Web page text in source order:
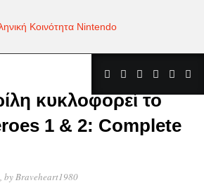
κυκλοφορεί το
1 & 2: Complete
, byBraveheart1980